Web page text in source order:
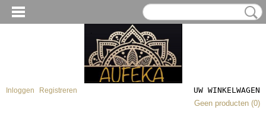
Inloggen Registreren
UW WINKELWAGEN
Geen producten (0)